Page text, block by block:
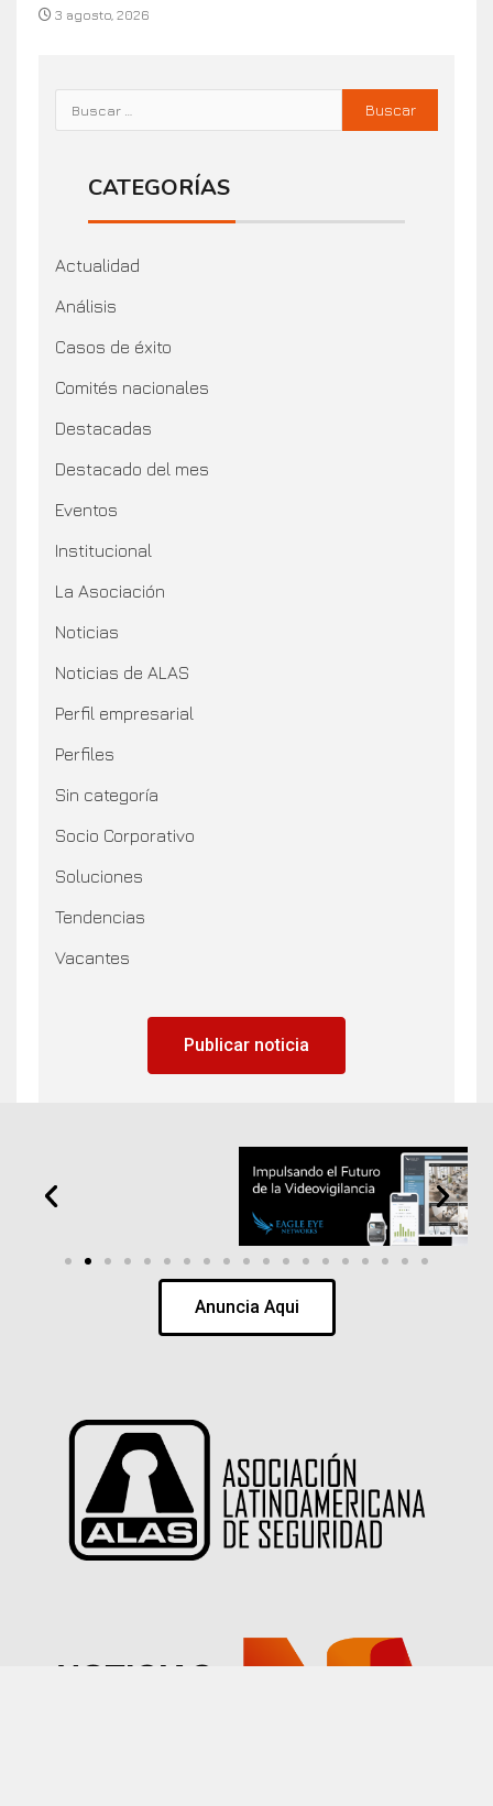
3 agosto, 2026
CATEGORÍAS
Actualidad
Análisis
Casos de éxito
Comités nacionales
Destacadas
Destacado del mes
Eventos
Institucional
La Asociación
Noticias
Noticias de ALAS
Perfil empresarial
Perfiles
Sin categoría
Socio Corporativo
Soluciones
Tendencias
Vacantes
Publicar noticia
Anuncia Aqui